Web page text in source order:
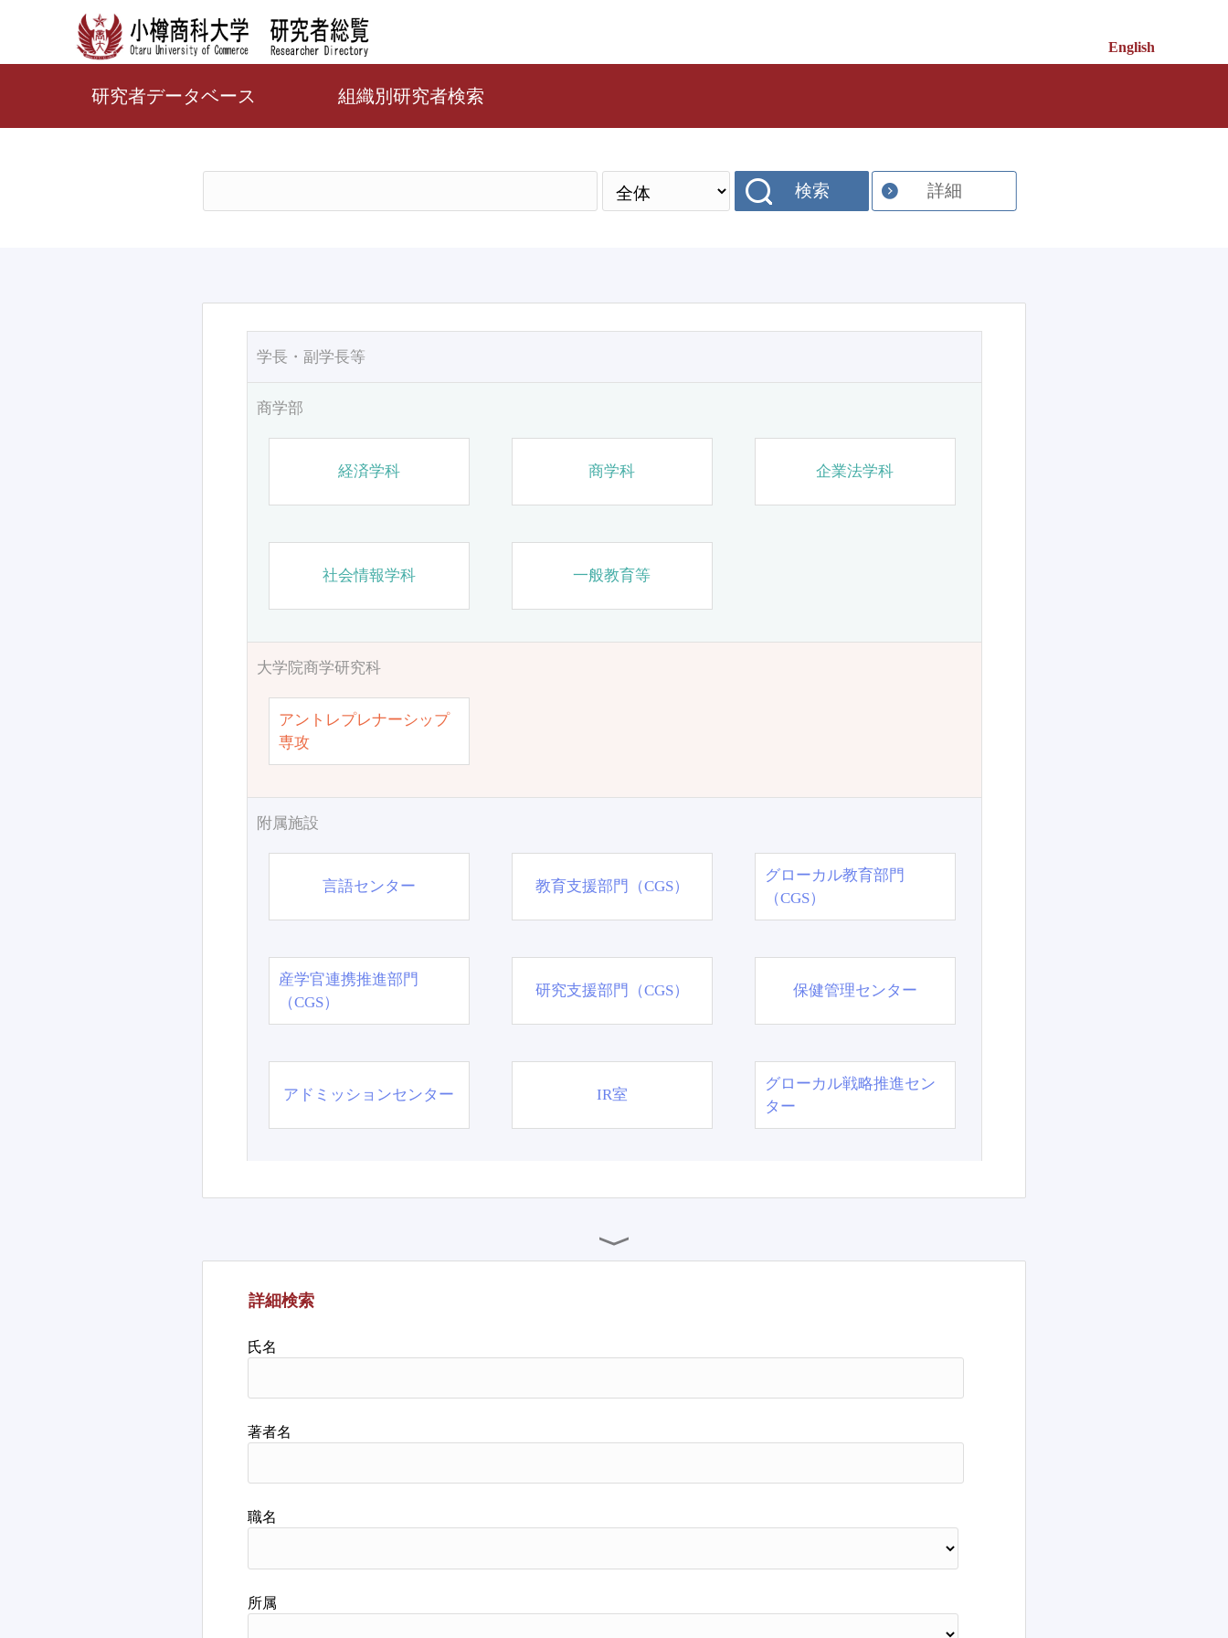
English
研究者データベース 組織別研究者検索
検索 詳細
学長・副学長等
商学部
経済学科 商学科 企業法学科
社会情報学科 一般教育等
大学院商学研究科
アントレプレナーシップ
専攻
附属施設
言語センター 教育支援部門（CGS）
グローカル教育部門
（CGS）
産学官連携推進部門
（CGS）
研究支援部門（CGS） 保健管理センター
アドミッションセンター IR室
グローカル戦略推進セン
ター
詳細検索
氏名
著者名
職名
所属